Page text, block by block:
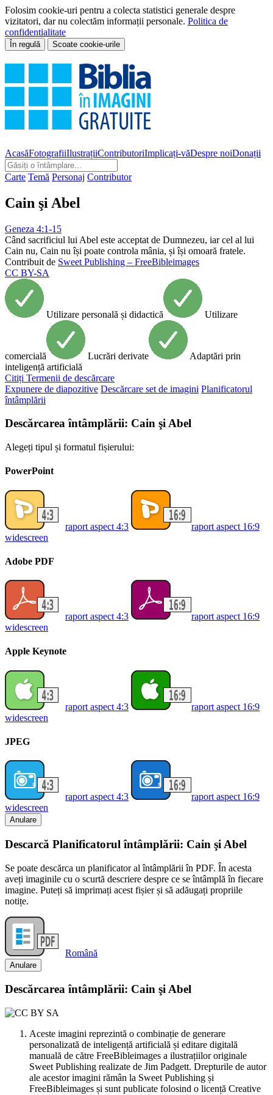
Folosim cookie-uri pentru a colecta statistici generale despre
vizitatori, dar nu colectăm informații personale. Politica de
confidentialitate
În regulă Scoate cookie-urile
AcasăFotografiiIlustrațiiContributoriImplicați-văDespre noiDonații
Carte Temă Personaj Contributor
Cain şi Abel
Geneza 4:1-15
Când sacrificiul lui Abel este acceptat de Dumnezeu, iar cel al lui
Cain nu, Cain nu își poate controla mânia, și își omoară fratele.
Contribuit de Sweet Publishing – FreeBibleimages
CC BY-SA
Utilizare personală și didactică Utilizare
comercială Lucrări derivate
Adaptări prin
inteligență artificială
Citiți Termenii de descărcare
Expunere de diapozitive Descărcare set de imagini Planificatorul
întâmplării
Descărcarea întâmplării: Cain şi Abel
Alegeți tipul și formatul fișierului:
PowerPoint
raport aspect 4:3
raport aspect 16:9
widescreen
Adobe PDF
raport aspect 4:3
raport aspect 16:9
widescreen
Apple Keynote
raport aspect 4:3
raport aspect 16:9
widescreen
JPEG
raport aspect 4:3
raport aspect 16:9
widescreen
Anulare
Descarcă Planificatorul întâmplării: Cain şi Abel
Se poate descărca un planificator al întâmplării în PDF. În acesta
aveți imaginile cu o scurtă descriere despre ce se întâmplă în fiecare
imagine. Puteți să imprimați acest fișier și să adăugați propriile
notițe.
Română
Anulare
Descărcarea întâmplării: Cain şi Abel
Aceste imagini reprezintă o combinație de generare
personalizată de inteligență artificială și editare digitală
manuală de către FreeBibleimages a ilustrațiilor originale
Sweet Publishing realizate de Jim Padgett. Drepturile de autor
ale acestor imagini rămân la Sweet Publishing și
FreeBibleimages și sunt publicate folosind o licență Creative